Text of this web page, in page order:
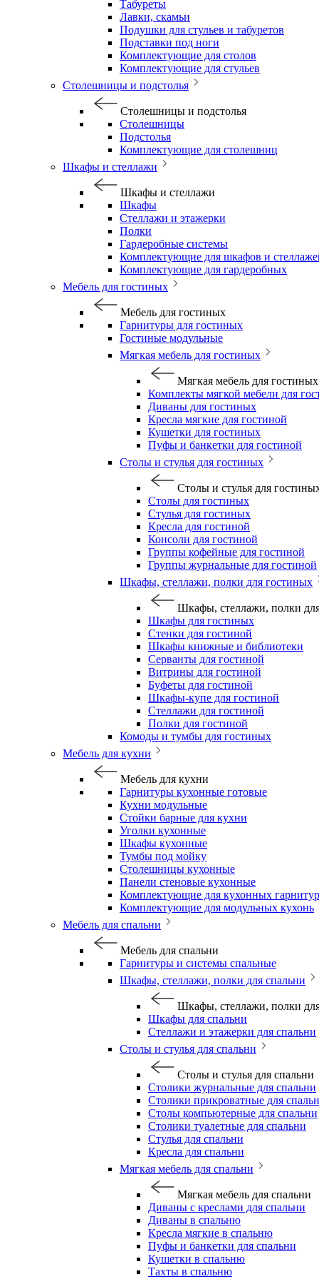
Табуреты
Лавки, скамьи
Подушки для стульев и табуретов
Подставки под ноги
Комплектующие для столов
Комплектующие для стульев
Столешницы и подстолья
Столешницы и подстолья
Столешницы
Подстолья
Комплектующие для столешниц
Шкафы и стеллажи
Шкафы и стеллажи
Шкафы
Стеллажи и этажерки
Полки
Гардеробные системы
Комплектующие для шкафов и
Комплектующие для гардеробных
Мебель для гостиных
Мебель для гостиных
Гарнитуры для гостиных
Гостиные модульные
Мягкая мебель для гостиных
Мягкая мебель для гостиных
Комплекты мягкой мебели для
Диваны для гостиных
Кресла мягкие для гостиной
Кушетки для гостиных
Пуфы и банкетки для гостиной
Столы и стулья для гостиных
Столы и стулья для
Столы для гостиных
Стулья для гостиных
Кресла для гостиной
Консоли для гостиной
Группы кофейные для гостиной
Группы журнальные для гостиной
Шкафы, стеллажи, полки для гостиных
Шкафы, стеллажи, полки
Шкафы для гостиных
Стенки для гостиной
Шкафы книжные и библиотеки
Серванты для гостиной
Витрины для гостиной
Буфеты для гостиной
Шкафы-купе для гостиной
Стеллажи для гостиной
Полки для гостиной
Комоды и тумбы для гостиных
Мебель для кухни
Мебель для кухни
Гарнитуры кухонные готовые
Кухни модульные
Стойки барные для кухни
Уголки кухонные
Шкафы кухонные
Тумбы под мойку
Столешницы кухонные
Панели стеновые кухонные
Комплектующие для кухонных
Комплектующие для модульных кухонь
Мебель для спальни
Мебель для спальни
Гарнитуры и системы спальные
Шкафы, стеллажи, полки для спальни
Шкафы, стеллажи, полки
Шкафы для спальни
Стеллажи и этажерки для спальни
Столы и стулья для спальни
Столы и стулья для спальни
Столики журнальные для спальни
Столики прикроватные для
Столы компьютерные для спальни
Столики туалетные для спальни
Стулья для спальни
Кресла для спальни
Мягкая мебель для спальни
Мягкая мебель для спальни
Диваны с креслами для спальни
Диваны в спальню
Кресла мягкие в спальню
Пуфы и банкетки для спальни
Кушетки в спальню
Тахты в спальню